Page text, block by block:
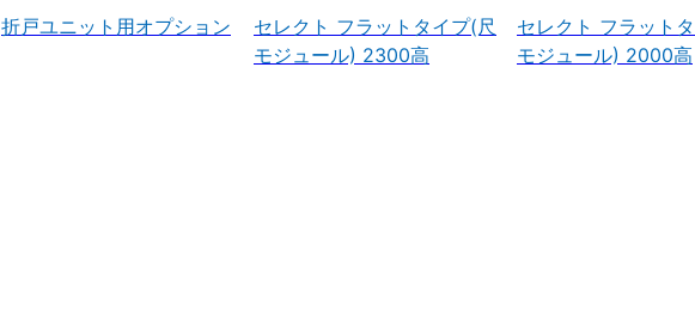
折戸ユニット用オプション
セレクト フラットタイプ(尺
モジュール) 2300高
セレクト フラット
モジュール) 2000高